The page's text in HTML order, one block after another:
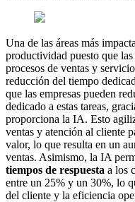
Una de las áreas más
productividad puesto que
procesos de ventas y
reducción del tiempo
que las empresas pueden
dedicado a estas tareas,
proporciona la IA. Esto
ventas y atención al cliente
valor, lo que resulta en un
ventas. Asimismo, la IA
tiempos de respuesta a los
entre un 25% y un 30%, lo
del cliente y la eficiencia